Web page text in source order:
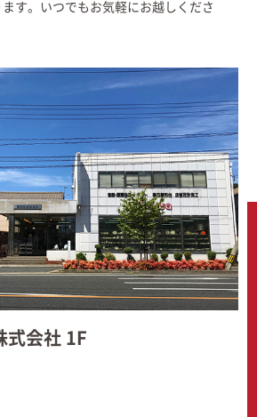
す。いつでもお気軽にお越しくださ
式会社 1F